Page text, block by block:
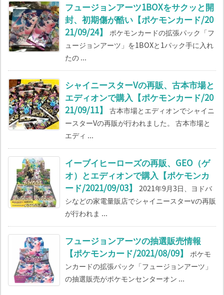
フュージョンアーツ1BOXをサクッと開
封、初期傷が酷い【ポケモンカード/20
21/09/24】
ポケモンカードの拡張パック「フ
ュージョンアーツ」を1BOXと1パック手に入れ
たの ...
シャイニースターVの再販、古本市場と
エディオンで購入【ポケモンカード/20
21/09/11】
古本市場とエディオンでシャイニ
ースターVの再販が行われました。 古本市場と
エディ ...
イーブイヒーローズの再販、GEO（ゲ
オ）とエディオンで購入【ポケモンカ
ード/2021/09/03】
2021年9月3日、ヨドバ
シなどの家電量販店でシャイニースターvの再販
が行われま ...
フュージョンアーツの抽選販売情報
【ポケモンカード/2021/08/09】
ポケモ
ンカードの拡張パック「フュージョンアーツ」
の抽選販売がポケモンセンターオン ...